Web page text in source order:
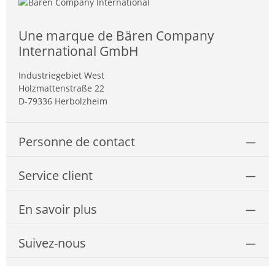
Une marque de Bären Company
International GmbH
Industriegebiet West
Holzmattenstraße 22
D-79336 Herbolzheim
Personne de contact
Service client
En savoir plus
Suivez-nous